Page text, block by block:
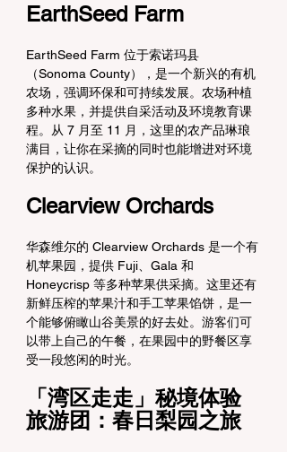
EarthSeed Farm
EarthSeed Farm 位于索诺玛县
（Sonoma County），是一个新兴的有机
农场，强调环保和可持续发展。农场种植
多种水果，并提供自采活动及环境教育课
程。从 7 月至 11 月，这里的农产品琳琅
满目，让你在采摘的同时也能增进对环境
保护的认识。
Clearview Orchards
华森维尔的 Clearview Orchards 是一个有
机苹果园，提供 Fuji、Gala 和
Honeycrisp 等多种苹果供采摘。这里还有
新鲜压榨的苹果汁和手工苹果馅饼，是一
个能够俯瞰山谷美景的好去处。游客们可
以带上自己的午餐，在果园中的野餐区享
受一段悠闲的时光。
「湾区走走」秘境体验
旅游团：春日梨园之旅